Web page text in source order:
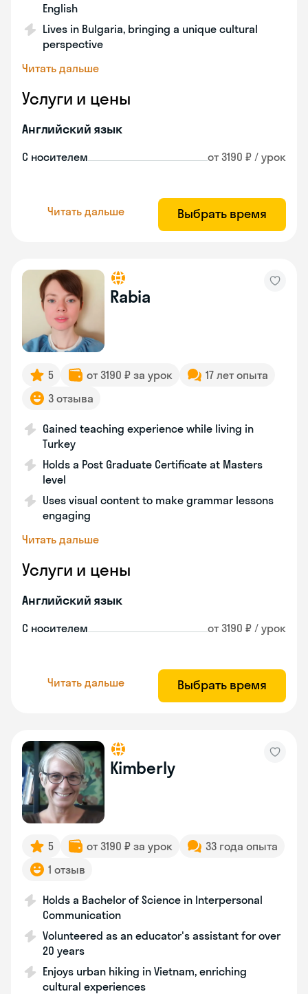
English
Lives in Bulgaria, bringing a unique cultural
perspective
Читать дальше
Услуги и цены
Английский язык
С носителем от 3190 ₽ / урок
Читать дальше Выбрать время
Rabia
5 от 3190 ₽ за урок
17 лет опыта
3 отзыва
Gained teaching experience while living in
Turkey
Holds a Post Graduate Certificate at Masters
level
Uses visual content to make grammar lessons
engaging
Читать дальше
Услуги и цены
Английский язык
С носителем от 3190 ₽ / урок
Читать дальше Выбрать время
Kimberly
5 от 3190 ₽ за урок
33 года опыта
1 отзыв
Holds a Bachelor of Science in Interpersonal
Communication
Volunteered as an educator's assistant for over
20 years
Enjoys urban hiking in Vietnam, enriching
cultural experiences